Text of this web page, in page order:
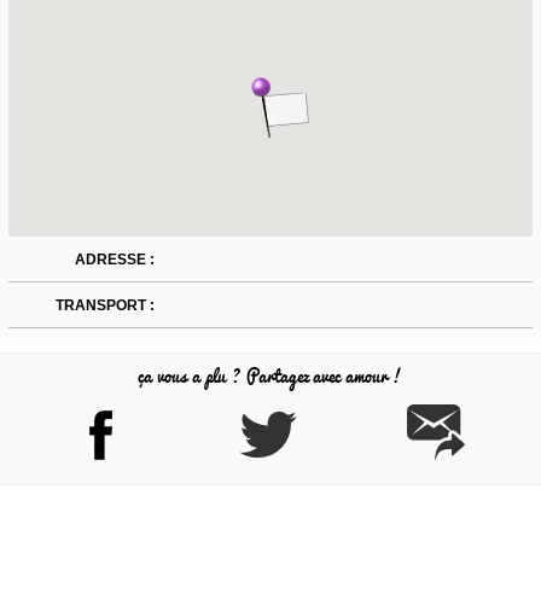
ADRESSE :
TRANSPORT :
ça vous a plu ? Partagez avec amour !